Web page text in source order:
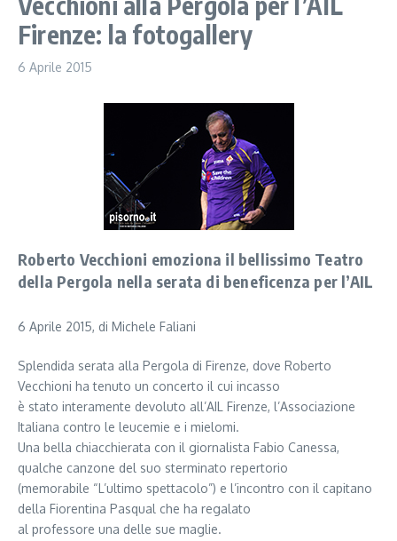
Firenze: la fotogallery
6 Aprile 2015
Roberto Vecchioni emoziona il bellissimo Teatro
della Pergola nella serata di beneficenza per l’AIL
6 Aprile 2015, di Michele Faliani
Splendida serata alla Pergola di Firenze, dove Roberto
Vecchioni ha tenuto un concerto il cui incasso
è stato interamente devoluto all’AIL Firenze, l’Associazione
Italiana contro le leucemie e i mielomi.
Una bella chiacchierata con il giornalista Fabio Canessa,
qualche canzone del suo sterminato repertorio
(memorabile “L’ultimo spettacolo”) e l’incontro con il capitano
della Fiorentina Pasqual che ha regalato
al professore una delle sue maglie.